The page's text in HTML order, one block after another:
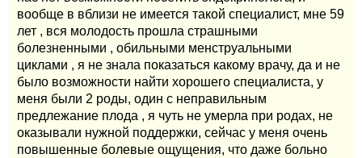
вообще в вблизи не имеется такой специалист, мне 59
лет , вся молодость прошла страшными
болезненными , обильными менструальными
циклами , я не знала показаться какому врачу, да и не
было возможности найти хорошего специалиста, у
меня были 2 роды, один с неправильным
предлежание плода , я чуть не умерла при родах, не
оказывали нужной поддержки, сейчас у меня очень
повышенные болевые ощущения, что даже больно